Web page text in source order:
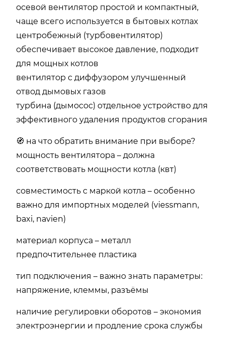
осевой вентилятор простой и компактный,
чаще всего используется в бытовых котлах
центробежный (турбовентилятор)
обеспечивает высокое давление, подходит
для мощных котлов
вентилятор с диффузором улучшенный
отвод дымовых газов
турбина (дымосос) отдельное устройство для
эффективного удаления продуктов сгорания
🧭 на что обратить внимание при выборе?
мощность вентилятора – должна
соответствовать мощности котла (квт)
совместимость с маркой котла – особенно
важно для импортных моделей (viessmann,
baxi, navien)
материал корпуса – металл
предпочтительнее пластика
тип подключения – важно знать параметры:
напряжение, клеммы, разъёмы
наличие регулировки оборотов – экономия
электроэнергии и продление срока службы